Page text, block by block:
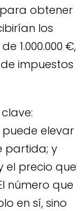
para obtener
los
1.000.000 €,
impuestos
puede elevar
partida; y
el precio que
número que
en sí, sino